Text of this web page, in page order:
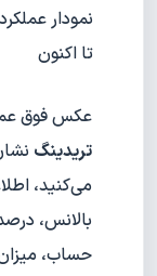
تا اکنون
عکس فوق
تریدینگ
می‌کنید،
بالانس،
حساب، میزان